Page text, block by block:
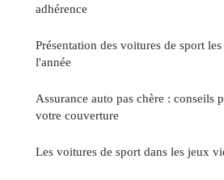
adhérence
Présentation des voitures de sport
l'année
Assurance auto pas chère : conseils
votre couverture
Les voitures de sport dans les jeux